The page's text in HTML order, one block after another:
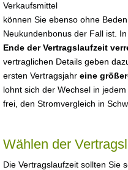
Verkaufsmittel
können Sie ebenso ohne
Neukundenbonus der Fall ist.
Ende der Vertragslaufzeit
vertraglichen Details geben
ersten Vertragsjahr eine
lohnt sich der Wechsel in
frei, den Stromvergleich in
Wählen der
Die Vertragslaufzeit sollten Sie